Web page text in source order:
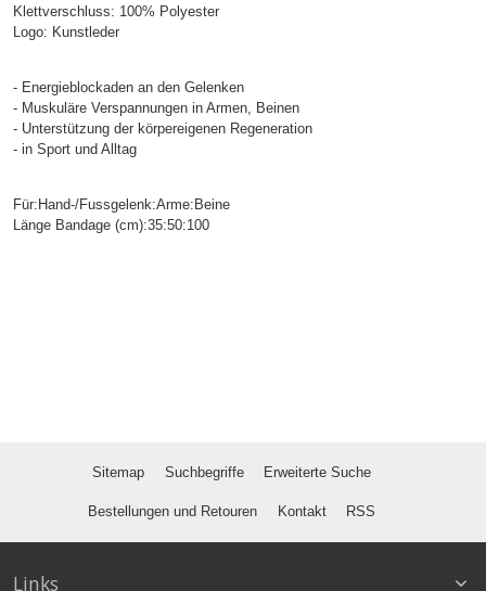
Klettverschluss: 100% Polyester
Logo: Kunstleder
- Energieblockaden an den Gelenken
- Muskuläre Verspannungen in Armen, Beinen
- Unterstützung der körpereigenen Regeneration
- in Sport und Alltag
Für:Hand-/Fussgelenk:Arme:Beine
Länge Bandage (cm):35:50:100
Sitemap Suchbegriffe Erweiterte Suche
Bestellungen und Retouren Kontakt RSS
Links